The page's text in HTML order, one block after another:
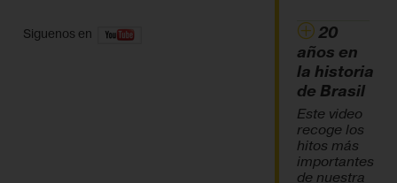
Siguenos en
20
años en
la historia
de Brasil
Este video
recoge los
hitos más
importantes
de nuestra